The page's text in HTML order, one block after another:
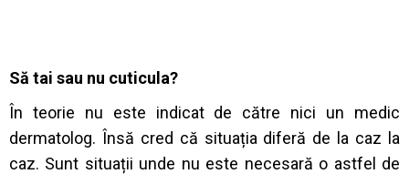
Să tai sau nu cuticula?
În teorie nu este indicat de către nici un medic
dermatolog. Însă cred că situația diferă de la caz la
caz. Sunt situații unde nu este necesară o astfel de